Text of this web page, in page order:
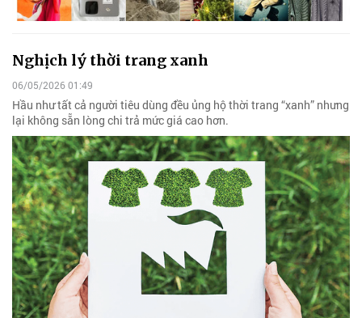
Nghịch lý thời trang xanh
06/05/2026 01:49
Hầu như tất cả người tiêu dùng đều ủng hộ thời trang “xanh” nhưng
lại không sẵn lòng chi trả mức giá cao hơn.